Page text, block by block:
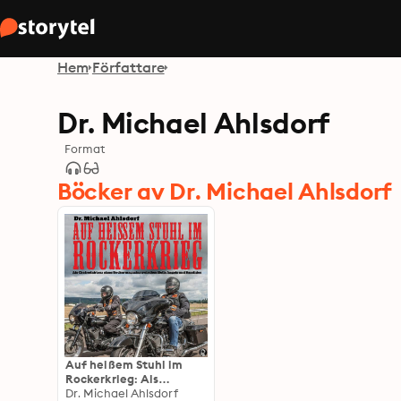
Hem Författare
Dr. Michael Ahlsdorf
Format
Böcker av Dr. Michael Ahlsdorf
Auf heißem Stuhl im
Rockerkrieg: Als
Chefredakteur eines
Dr. Michael Ahlsdorf